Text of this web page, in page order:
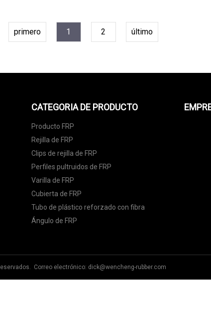
primero 1 2 último
CATEGORIA DE PRODUCTO
Producto FRP
Rejilla de FRP
Clips de rejilla de FRP
Perfiles pultruidos de FRP
Varilla de FRP
Cubierta de FRP
Tubo de plástico reforzado con fibra
Ángulo de FRP
Correo electrónico: dick@wencheng-rubber.com